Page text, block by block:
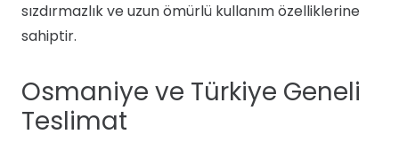
sızdırmazlık ve uzun ömürlü kullanım özelliklerine
sahiptir.
Osmaniye ve Türkiye Geneli
Teslimat